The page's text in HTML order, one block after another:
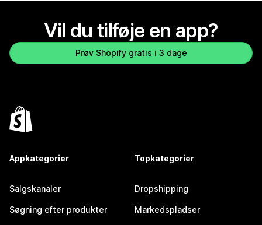
Vil du tilføje en app?
Prøv Shopify gratis i 3 dage
Appkategorier
Salgskanaler
Søgning efter produkter
Topkategorier
Dropshipping
Markedspladser